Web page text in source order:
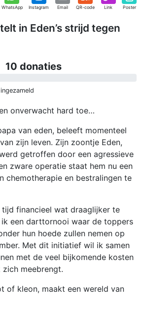
WhatsApp Instagram Email QR-code Link Poster
in Eden’s strijd tegen
10 donaties
ingezameld
onverwacht hard toe…
van eden, beleeft momenteel
zijn leven. Zijn zoontje Eden,
getroffen door een agressieve
zware operatie staat hem nu een
chemotherapie en bestralingen te
tijd financieel wat draaglijker te
ik een darttornooi waar de toppers
hun hoede zullen nemen op
Met dit initiatief wil ik samen
met de veel bijkomende kosten
meebrengt.
of kleon, maakt een wereld van